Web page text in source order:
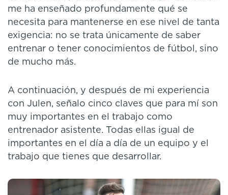
me ha enseñado profundamente qué se
necesita para mantenerse en ese nivel de tanta
exigencia: no se trata únicamente de saber
entrenar o tener conocimientos de fútbol, sino
de mucho más.
A continuación, y después de mi experiencia
con Julen, señalo cinco claves que para mí son
muy importantes en el trabajo como
entrenador asistente. Todas ellas igual de
importantes en el día a día de un equipo y el
trabajo que tienes que desarrollar.